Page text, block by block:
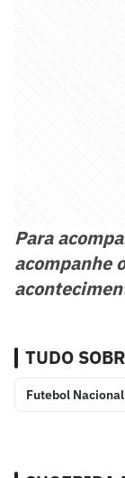
Para
acompanhe
TUDO
Futebol Nacional